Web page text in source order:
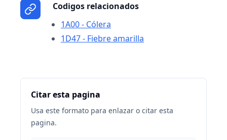
Codigos relacionados
1A00 - Cólera
1D47 - Fiebre amarilla
Citar esta pagina
Usa este formato para enlazar o citar esta
pagina.